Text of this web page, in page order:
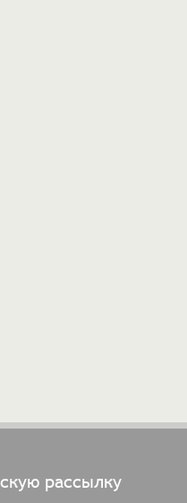
рассылку